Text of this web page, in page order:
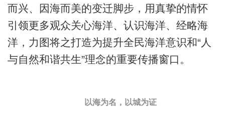
而兴、因海而美的变迁脚步，用真挚的情怀
引领更多观众关心海洋、认识海洋、经略海
洋，力图将之打造为提升全民海洋意识和“人
与自然和谐共生”理念的重要传播窗口。
以海为名，以城为证